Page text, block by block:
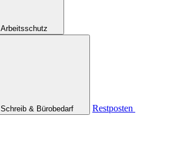
Arbeitsschutz
Schreib & Bürobedarf
Restposten